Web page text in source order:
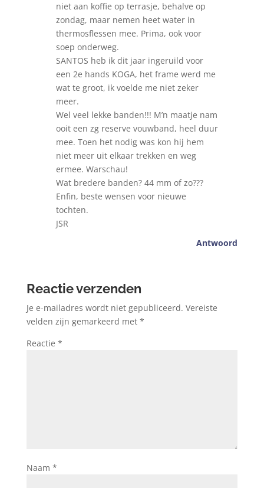
niet aan koffie op terrasje, behalve op
zondag, maar nemen heet water in
thermosflessen mee. Prima, ook voor
soep onderweg.
SANTOS heb ik dit jaar ingeruild voor
een 2e hands KOGA, het frame werd me
wat te groot, ik voelde me niet zeker
meer.
Wel veel lekke banden!!! M’n maatje nam
ooit een zg reserve vouwband, heel duur
mee. Toen het nodig was kon hij hem
niet meer uit elkaar trekken en weg
ermee. Warschau!
Wat bredere banden? 44 mm of zo???
Enfin, beste wensen voor nieuwe
tochten.
JSR
Antwoord
Reactie verzenden
Je e-mailadres wordt niet gepubliceerd. Vereiste
velden zijn gemarkeerd met *
Reactie *
Naam *